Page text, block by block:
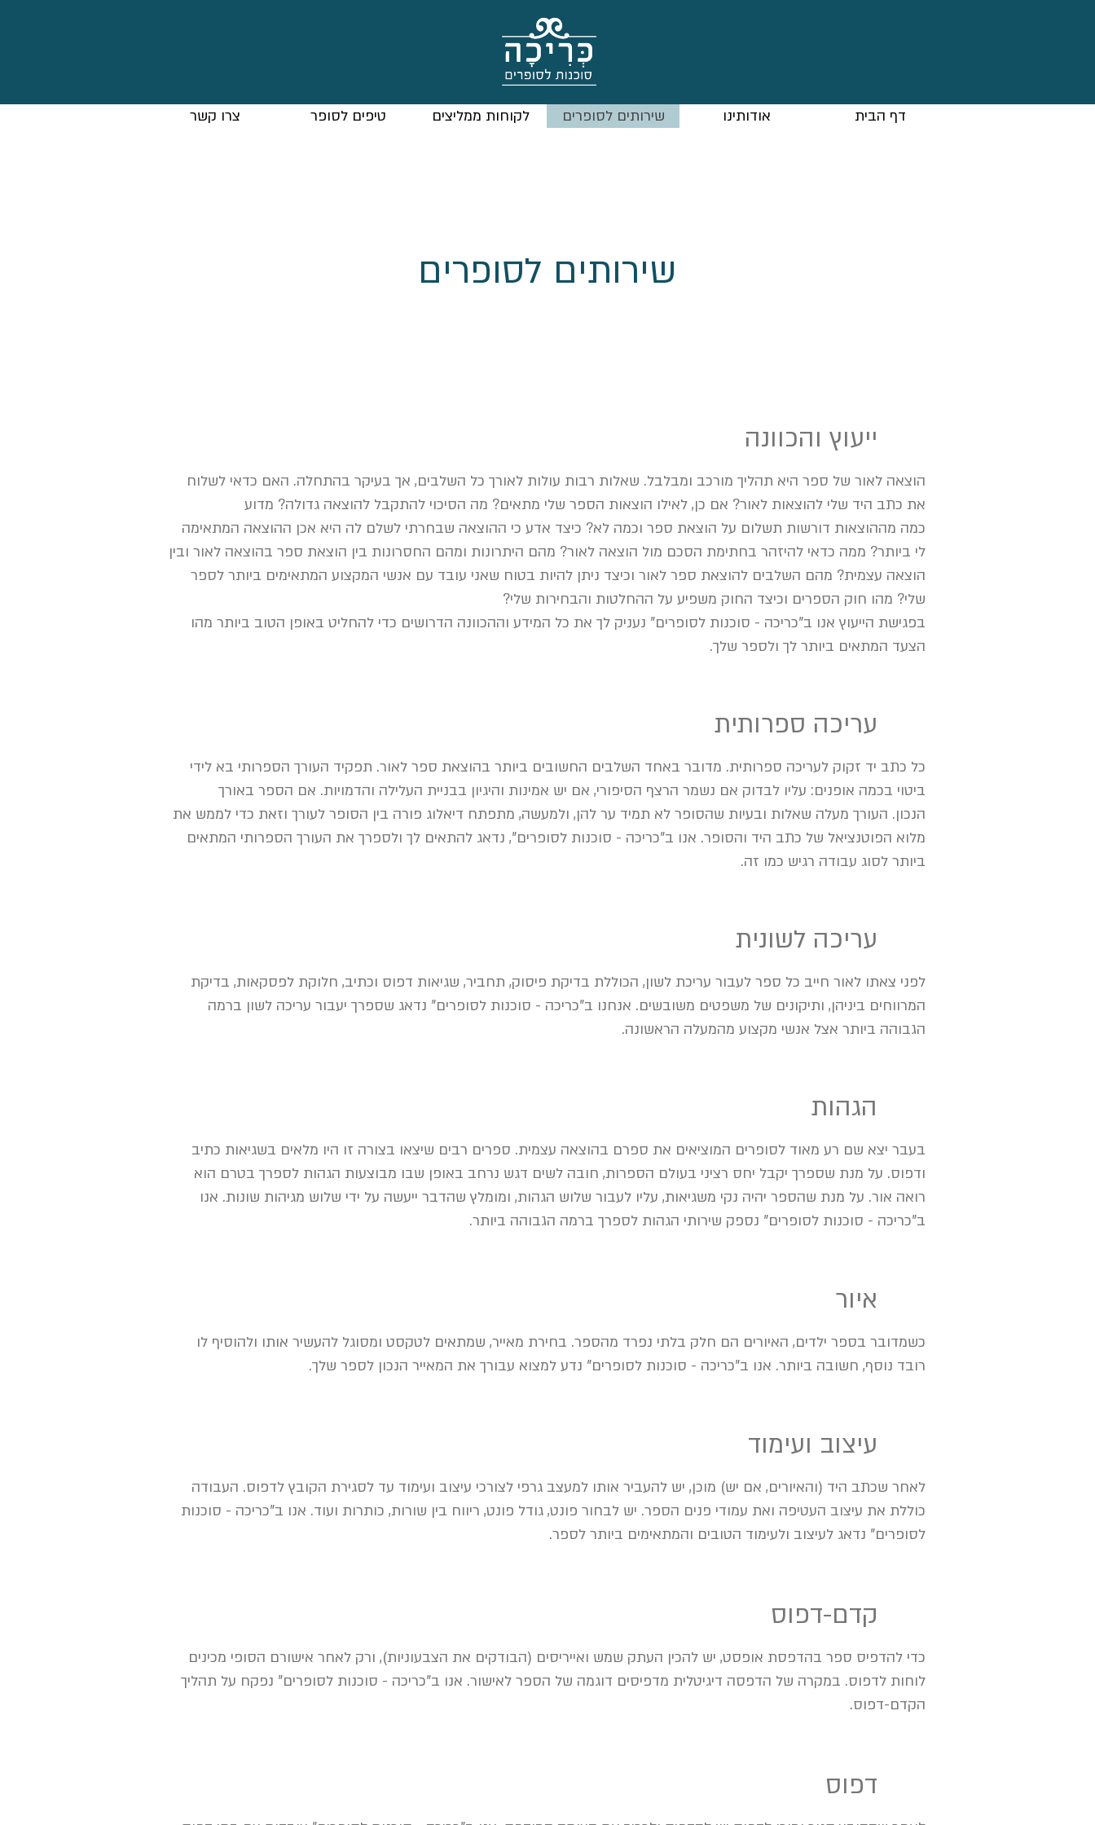
דף הבית אודותינו שירותים לסופרים לקוחות ממליצים טיפים לסופר צרו קשר
שירותים לסופרים
ייעוץ והכוונה
הוצאה לאור של ספר היא תהליך מורכב ומבלבל. שאלות רבות עולות לאורך כל השלבים, אך בעיקר בהתחלה. האם כדאי לשלוח
את כתב היד שלי להוצאות לאור? אם כן, לאילו הוצאות הספר שלי מתאים? מה הסיכוי להתקבל להוצאה גדולה? מדוע
כמה מההוצאות דורשות תשלום על הוצאת ספר וכמה לא? כיצד אדע כי ההוצאה שבחרתי לשלם לה היא אכן ההוצאה המתאימה
לי ביותר? ממה כדאי להיזהר בחתימת הסכם מול הוצאה לאור? מהם היתרונות ומהם החסרונות בין הוצאת ספר בהוצאה לאור ובין
הוצאה עצמית? מהם השלבים להוצאת ספר לאור וכיצד ניתן להיות בטוח שאני עובד עם אנשי המקצוע המתאימים ביותר לספר
שלי? מהו חוק הספרים וכיצד החוק משפיע על ההחלטות והבחירות שלי?
בפגישת הייעוץ אנו ב"כריכה - סוכנות לסופרים" נעניק לך את כל המידע וההכוונה הדרושים כדי להחליט באופן הטוב ביותר מהו
הצעד המתאים ביותר לך ולספר שלך.
עריכה ספרותית
כל כתב יד זקוק לעריכה ספרותית. מדובר באחד השלבים החשובים ביותר בהוצאת ספר לאור. תפקיד העורך הספרותי בא לידי
ביטוי בכמה אופנים: עליו לבדוק אם נשמר הרצף הסיפורי, אם יש אמינות והיגיון בבניית העלילה והדמויות. אם הספר באורך
הנכון. העורך מעלה שאלות ובעיות שהסופר לא תמיד ער להן, ולמעשה, מתפתח דיאלוג פורה בין הסופר לעורך וזאת כדי לממש את
מלוא הפוטנציאל של כתב היד והסופר. אנו ב"כריכה - סוכנות לסופרים", נדאג להתאים לך ולספרך את העורך הספרותי המתאים
ביותר לסוג עבודה רגיש כמו זה.
עריכה לשונית
לפני צאתו לאור חייב כל ספר לעבור עריכת לשון, הכוללת בדיקת פיסוק, תחביר, שגיאות דפוס וכתיב, חלוקת לפסקאות, בדיקת
המרווחים ביניהן, ותיקונים של משפטים משובשים. אנחנו ב"כריכה - סוכנות לסופרים" נדאג שספרך יעבור עריכה לשון ברמה
הגבוהה ביותר אצל אנשי מקצוע מהמעלה הראשונה.
הגהות
בעבר יצא שם רע מאוד לסופרים המוציאים את ספרם בהוצאה עצמית. ספרים רבים שיצאו בצורה זו היו מלאים בשגיאות כתיב
ודפוס. על מנת שספרך יקבל יחס רציני בעולם הספרות, חובה לשים דגש נרחב באופן שבו מבוצעות הגהות לספרך בטרם הוא
רואה אור. על מנת שהספר יהיה נקי משגיאות, עליו לעבור שלוש הגהות, ומומלץ שהדבר ייעשה על ידי שלוש מגיהות שונות. אנו
ב"כריכה - סוכנות לסופרים" נספק שירותי הגהות לספרך ברמה הגבוהה ביותר.
איור
כשמדובר בספר ילדים, האיורים הם חלק בלתי נפרד מהספר. בחירת מאייר, שמתאים לטקסט ומסוגל להעשיר אותו ולהוסיף לו
רובד נוסף, חשובה ביותר. אנו ב"כריכה - סוכנות לסופרים" נדע למצוא עבורך את המאייר הנכון לספר שלך.
עיצוב ועימוד
לאחר שכתב היד (והאיורים, אם יש) מוכן, יש להעביר אותו למעצב גרפי לצורכי עיצוב ועימוד עד לסגירת הקובץ לדפוס. העבודה
כוללת את עיצוב העטיפה ואת עמודי פנים הספר. יש לבחור פונט, גודל פונט, ריווח בין שורות, כותרות ועוד. אנו ב"כריכה - סוכנות
לסופרים" נדאג לעיצוב ולעימוד הטובים והמתאימים ביותר לספר.
קדם-דפוס
כדי להדפיס ספר בהדפסת אופסט, יש להכין העתק שמש ואייריסים (הבודקים את הצבעוניות), ורק לאחר אישורם הסופי מכינים
לוחות לדפוס. במקרה של הדפסה דיגיטלית מדפיסים דוגמה של הספר לאישור. אנו ב"כריכה - סוכנות לסופרים" נפקח על תהליך
הקדם-דפוס.
דפוס